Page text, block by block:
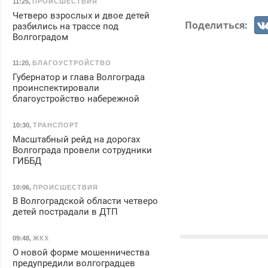
Поделиться:
Четверо взрослых и двое детей
разбились на трассе под
Волгоградом
11:20, БЛАГОУСТРОЙСТВО
Губернатор и глава Волгограда
проинспектировали
благоустройство набережной
10:30, ТРАНСПОРТ
Масштабный рейд на дорогах
Волгограда провели сотрудники
ГИББД
10:06, ПРОИСШЕСТВИЯ
В Волгоградской области четверо
детей пострадали в ДТП
09:48, ЖКХ
О новой форме мошенничества
предупредили волгоградцев